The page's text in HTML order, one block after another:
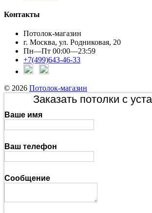
Контакты
Потолок-магазин
г. Москва, ул. Родниковая, 20
Пн—Пт 00:00—23:59
+7(499)643-46-33
© 2026 Потолок-магазин
Заказать потолки с
Ваше имя
Ваш телефон
Сообщение